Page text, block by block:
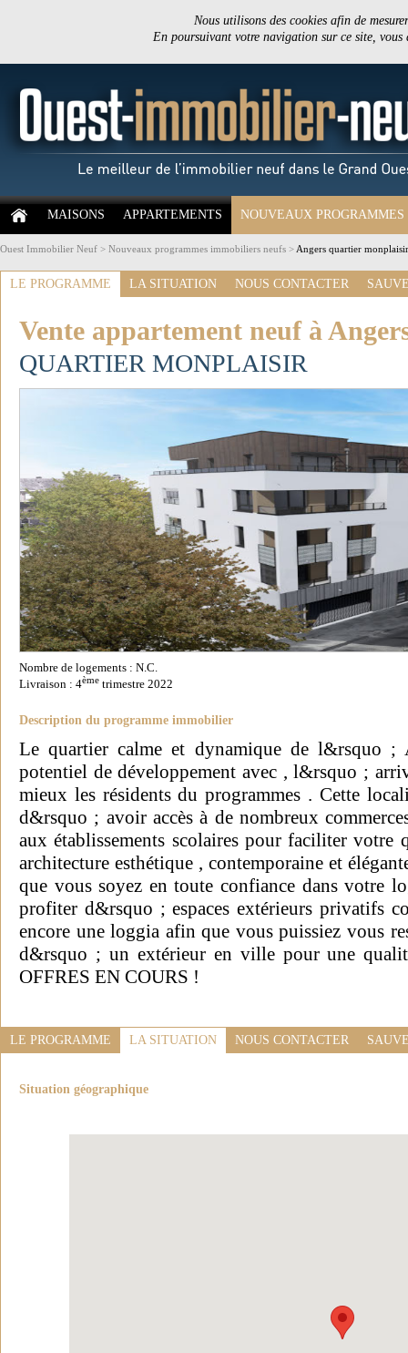
Nous utilisons des cookies afin de
En poursuivant votre navigation sur ce site,
MAISONS APPARTEMENTS NOUVEAUX PROGRAMMES
Ouest Immobilier Neuf > Nouveaux programmes immobiliers neufs > Angers quartier
LE PROGRAMME LA SITUATION NOUS CONTACTER
Vente appartement neuf à
QUARTIER MONPLAISIR
Nombre de logements : N.C.
Livraison : 4ème trimestre 2022
Description du programme immobilier
Le quartier calme et dynamique de l&rsquo ;
potentiel de développement avec , l&rsquo ;
mieux les résidents du programmes . Cette
d&rsquo ; avoir accès à de nombreux
aux établissements scolaires pour faciliter votre
architecture esthétique , contemporaine et
que vous soyez en toute confiance dans votre
profiter d&rsquo ; espaces extérieurs privatifs
encore une loggia afin que vous puissiez vous
d&rsquo ; un extérieur en ville pour une
OFFRES EN COURS !
LE PROGRAMME LA SITUATION NOUS CONTACTER
Situation géographique